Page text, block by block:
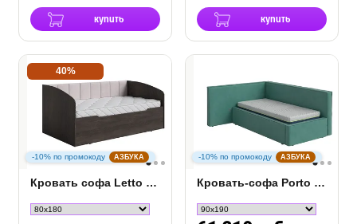
купить купить
-10% по промокоду АЗБУКА
40%
Кровать софа Letto с подъемным механизмом
-10% по промокоду АЗБУКА
Кровать-софа Porto (правая)